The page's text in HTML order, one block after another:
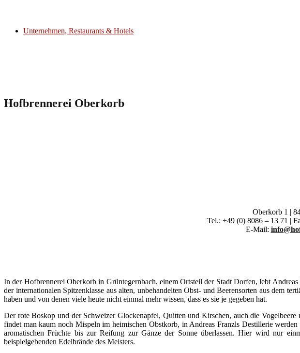
Unternehmen, Restaurants & Hotels
Hofbrennerei Oberkorb
Oberkorb 1 |
Tel.: +49 (0) 8086 – 13 71 |
E-Mail:
In der Hofbrennerei Oberkorb in Grüntegernbach, einem Ortsteil der Stadt Dorfen, lebt
der internationalen Spitzenklasse aus alten, unbehandelten Obst- und Beerensorten aus dem
haben und von denen viele heute nicht einmal mehr wissen, dass es sie je gegeben hat.
Der rote Boskop und der Schweizer Glockenapfel, Quitten und Kirschen, auch die
findet man kaum noch Mispeln im heimischen Obstkorb, in Andreas Franzls Destillerie
aromatischen Früchte bis zur Reifung zur Gänze der Sonne überlassen. Hier wird nur
beispielgebenden Edelbrände des Meisters.